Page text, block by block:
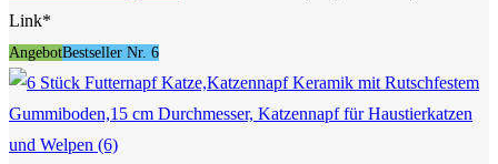
Link*
AngebotBestseller Nr. 6